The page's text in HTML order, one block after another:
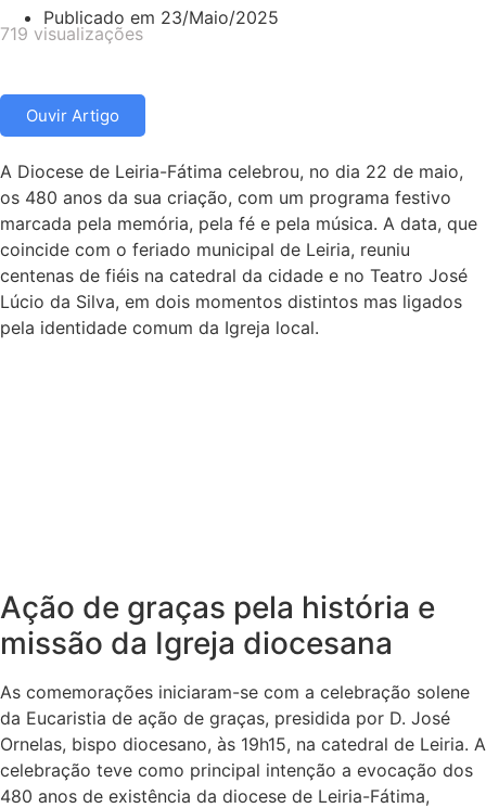
Publicado em 23/Maio/2025
719 visualizações
Ouvir Artigo
A Diocese de Leiria-Fátima celebrou, no dia 22 de maio,
os 480 anos da sua criação, com um programa festivo
marcada pela memória, pela fé e pela música. A data, que
coincide com o feriado municipal de Leiria, reuniu
centenas de fiéis na catedral da cidade e no Teatro José
Lúcio da Silva, em dois momentos distintos mas ligados
pela identidade comum da Igreja local.
Ação de graças pela história e
missão da Igreja diocesana
As comemorações iniciaram-se com a celebração solene
da Eucaristia de ação de graças, presidida por D. José
Ornelas, bispo diocesano, às 19h15, na catedral de Leiria. A
celebração teve como principal intenção a evocação dos
480 anos de existência da diocese de Leiria-Fátima,